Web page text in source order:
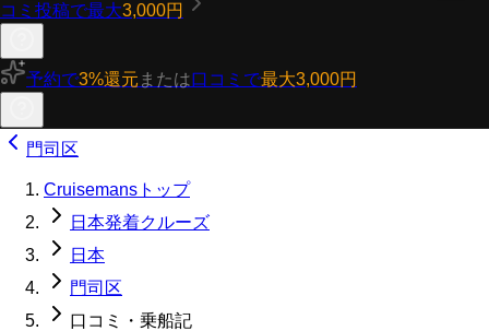
コミ投稿で最大3,000円
予約で3%還元 または口コミで最大3,000円
門司区
Cruisemansトップ
日本発着クルーズ
日本
門司区
口コミ・乗船記